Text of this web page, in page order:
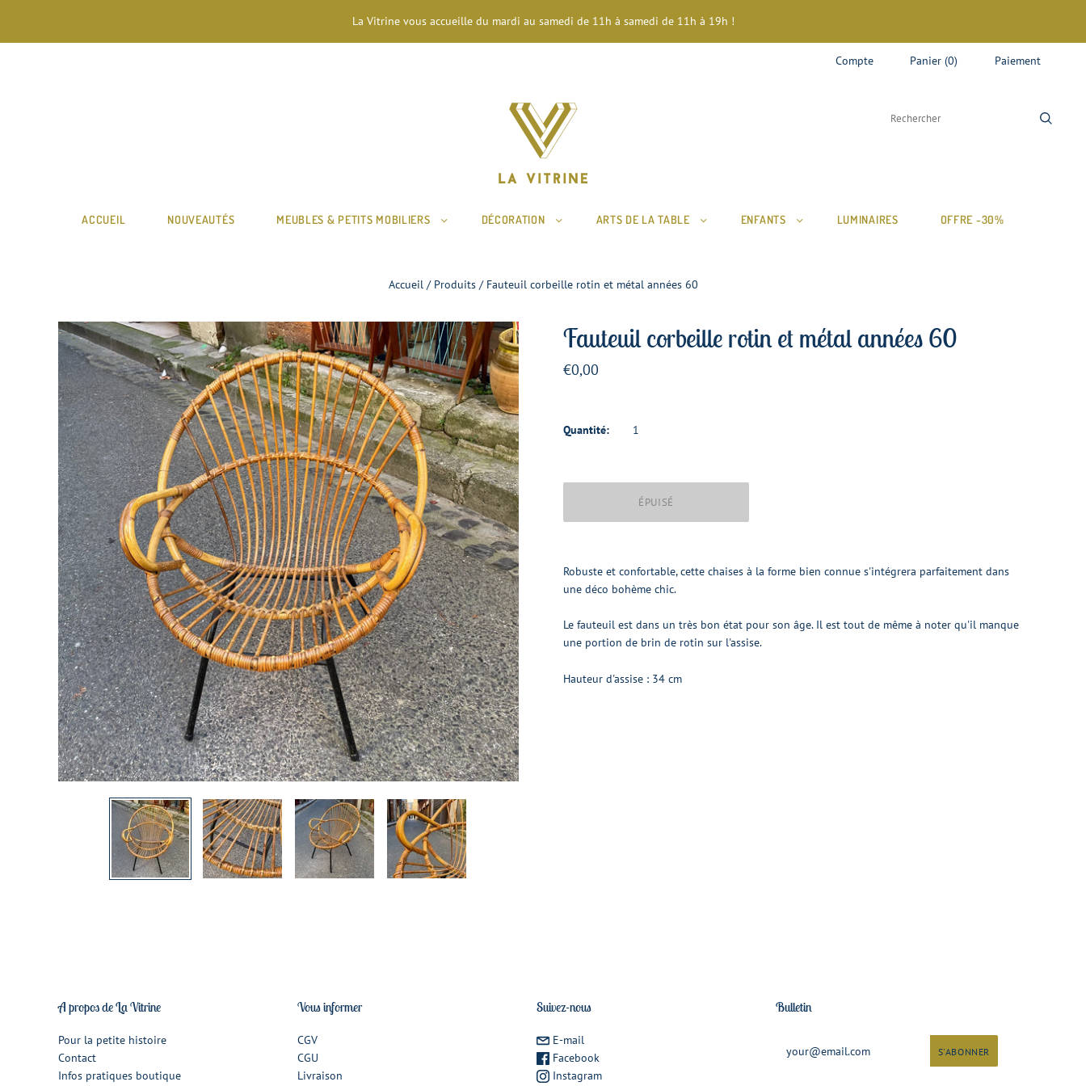
La Vitrine vous accueille du mardi au samedi de 11h à samedi de 11h à 19h !
Compte Panier (0) Paiement
ACCUEIL NOUVEAUTÉS MEUBLES & PETITS MOBILIERS DÉCORATION ARTS DE LA TABLE ENFANTS LUMINAIRES OFFRE -30%
Accueil / Produits / Fauteuil corbeille rotin et métal années 60
Fauteuil corbeille rotin et métal années 60
€0,00
Quantité:
Robuste et confortable, cette chaises à la forme bien connue s'intégrera parfaitement dans
une déco bohème chic.
Le fauteuil est dans un très bon état pour son âge. Il est tout de même à noter qu'il manque
une portion de brin de rotin sur l'assise.
Hauteur d'assise : 34 cm
A propos de La Vitrine
Pour la petite histoire
Contact
Infos pratiques boutique
Vous informer
CGV
CGU
Livraison
Suivez-nous
E-mail
Facebook
Instagram
Bulletin